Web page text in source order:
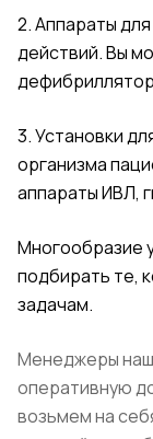
2. Аппараты
действий. Вы
3. Установки
организма
аппараты ИВЛ,
Многообразие
подбирать те,
задачам.
Менеджеры
оперативную
возьмем на